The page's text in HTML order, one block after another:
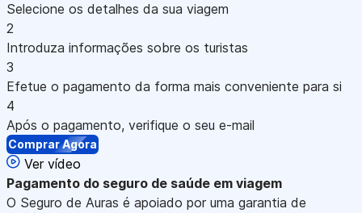
Selecione os detalhes da sua viagem
2
Introduza informações sobre os turistas
3
Efetue o pagamento da forma mais conveniente para si
4
Após o pagamento, verifique o seu e-mail
Comprar Agora
Ver vídeo
Pagamento do seguro de saúde em viagem
O Seguro de Auras é apoiado por uma garantia de